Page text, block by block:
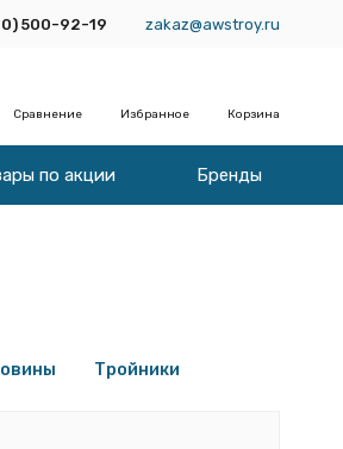
500-92-19 zakaz@awstroy.ru
Сравнение Избранное Корзина
по акции Бренды
Тройники